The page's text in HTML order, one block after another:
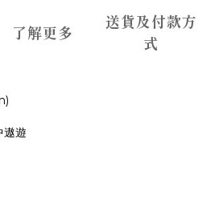
了解更多
送貨及付款方
式
遨遊